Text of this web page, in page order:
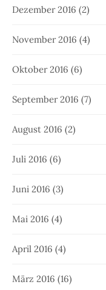
Dezember 2016 (2)
November 2016 (4)
Oktober 2016 (6)
September 2016 (7)
August 2016 (2)
Juli 2016 (6)
Juni 2016 (3)
Mai 2016 (4)
April 2016 (4)
März 2016 (16)